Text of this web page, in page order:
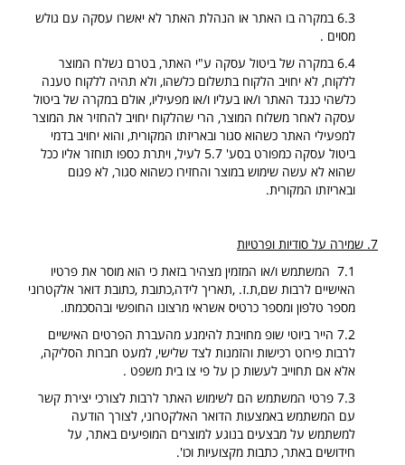
6.3 במקרה בו האתר או הנהלת האתר לא יאשרו עסקה עם גולש
מסוים .
6.4 במקרה של ביטול עסקה ע"י האתר, בטרם נשלח המוצר
ללקוח, לא יחויב הלקוח בתשלום כלשהו, ולא תהיה ללקוח טענה
כלשהי כנגד האתר ו/או בעליו ו/או מפעיליו, אולם במקרה של ביטול
עסקה לאחר משלוח המוצר, הרי שהלקוח יחויב להחזיר את המוצר
למפעילי האתר כשהוא סגור ובאריזתו המקורית, והוא יחויב בדמי
ביטול עסקה כמפורט בסע' 5.7 לעיל, ויתרת כספו תוחזר אליו ככל
שהוא לא עשה שימוש במוצר והחזירו כשהוא סגור, לא פגום
ובאריזתו המקורית.
7. שמירה על סודיות ופרטיות
7.1 המשתמש ו/או המזמין מצהיר בזאת כי הוא מוסר את פרטיו
האישיים לרבות שם,ת.ז. ,תאריך לידה,כתובת ,כתובת דואר אלקטרוני
מספר טלפון ומספר כרטיס אשראי מרצונו החופשי ובהסכמתו.
7.2 הייר ביוטי שופ מחויבת להימנע מהעברת הפרטים האישיים
לרבות פירוט רכישות והזמנות לצד שלישי, למעט חברות הסליקה,
אלא אם תחוייב לעשות כן על פי צו בית משפט .
7.3 פרטי המשתמש הם לשימוש האתר לרבות לצורכי יצירת קשר
עם המשתמש באמצעות הדואר האלקטרוני, לצורך הודעה
למשתמש על מבצעים בנוגע למוצרים המופיעים באתר, על
חידושים באתר, כתבות מקצועיות וכו'.